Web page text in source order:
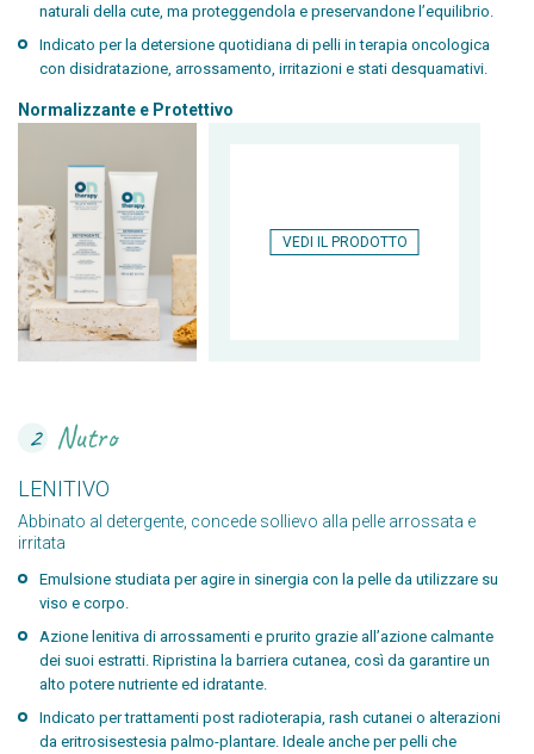
naturali della cute, ma proteggendola e preservandone l’equilibrio.
Indicato per la detersione quotidiana di pelli in terapia oncologica
con disidratazione, arrossamento, irritazioni e stati desquamativi.
Normalizzante e Protettivo
VEDI IL PRODOTTO
2 Nutro
LENITIVO
Abbinato al detergente, concede sollievo alla pelle arrossata e
irritata
Emulsione studiata per agire in sinergia con la pelle da utilizzare su
viso e corpo.
Azione lenitiva di arrossamenti e prurito grazie all’azione calmante
dei suoi estratti. Ripristina la barriera cutanea, così da garantire un
alto potere nutriente ed idratante.
Indicato per trattamenti post radioterapia, rash cutanei o alterazioni
da eritrosisestesia palmo-plantare. Ideale anche per pelli che